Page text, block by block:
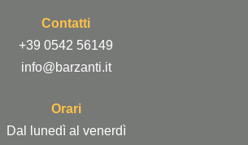
Contatti
+39 0542 56149
info@barzanti.it
Orari
Dal lunedì al venerdì